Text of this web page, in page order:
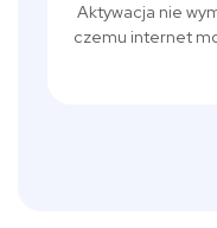
Aktywacja nie
czemu internet